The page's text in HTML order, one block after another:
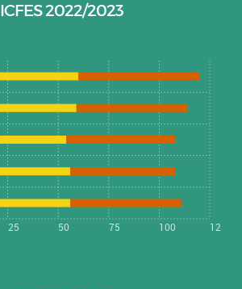
ICFES 2022/2023
25 50 75 100 125